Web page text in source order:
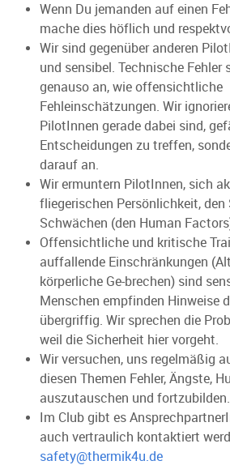
Wenn Du jemanden auf einen
mache dies höflich und
Wir sind gegenüber anderen
und sensibel. Technische Fehler
genauso an, wie offensichtliche
Fehleinschätzungen. Wir
PilotInnen gerade dabei sind,
Entscheidungen zu treffen,
darauf an.
Wir ermuntern PilotInnen, sich
fliegerischen Persönlichkeit, den
Schwächen (den Human
Offensichtliche und kritische
auffallende Einschränkungen
körperliche Ge-brechen) sind
Menschen empfinden Hinweise
übergriffig. Wir sprechen die
weil die Sicherheit hier vorgeht.
Wir versuchen, uns regelmäßig
diesen Themen Fehler, Ängste,
auszutauschen und fortzubilden.
Im Club gibt es
auch vertraulich kontaktiert
safety@thermik4u.de